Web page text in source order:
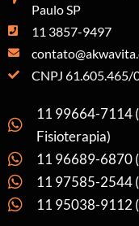
Paulo SP
11 3857-9497
CNPJ 61.605.465/
11 99664-7114
Fisioterapia)
11 96689-6870
11 97585-2544
11 95038-9112